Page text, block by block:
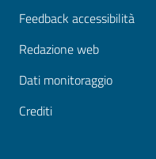
Feedback accessibilità
Redazione web
Dati monitoraggio
Crediti